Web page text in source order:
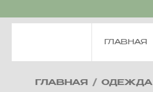
ГЛАВНАЯ
ГЛАВНАЯ / ОДЕЖДА